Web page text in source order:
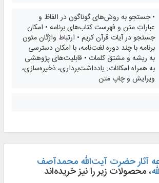
• جستجو به روش‌های گوناگون در الفاظ و
عباراتِ متن و فهرست کتاب‌های برنامه • امکان
جستجو در آیات قرآن کریم • ارتباط واژگان متون
برنامه با چند دوره لغت‌نامه، با امکان دسترسی
به ریشه و مشتق کلمات • قابلیت‌های پژوهشی
به همراه امکانات: یادداشت‌برداری، ذخیره‌سازی،
ویرایش و چاپ متن
آثار حضرت آیت‌الله محمدآصف
، محصولات زیر را نیز خریده‌اند